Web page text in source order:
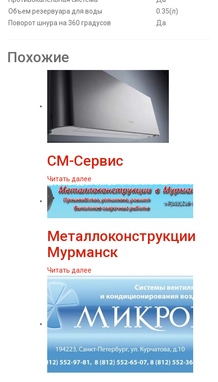
Объем резервуара для воды
0.35(л)
Поворот шнура на 360 градусов
Да
Похожие
СМ-Сервис
Читать далее
Металлоконструкции
Мурманск
Читать далее